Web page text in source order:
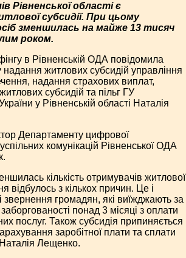
Рівненської області є
субсидії. При цьому
зменшилась на майже 13 тисяч
роком.
в Рівненській ОДА повідомила
надання житлових субсидій управління
надання страхових виплат,
субсидій та пільг ГУ
у Рівненській області Наталія
Департаменту цифрової
комунікацій Рівненської ОДА
кількість отримувачів житлової
відбулось з кількох причин. Це і
звернення громадян, які виїжджають за
понад 3 місяці з оплати
послуг. Також субсидія припиняється
заробітної плати та сплати
Лещенко.